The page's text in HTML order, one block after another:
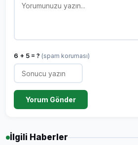
6 + 5 = ? (spam koruması)
Yorum Gönder
İlgili Haberler